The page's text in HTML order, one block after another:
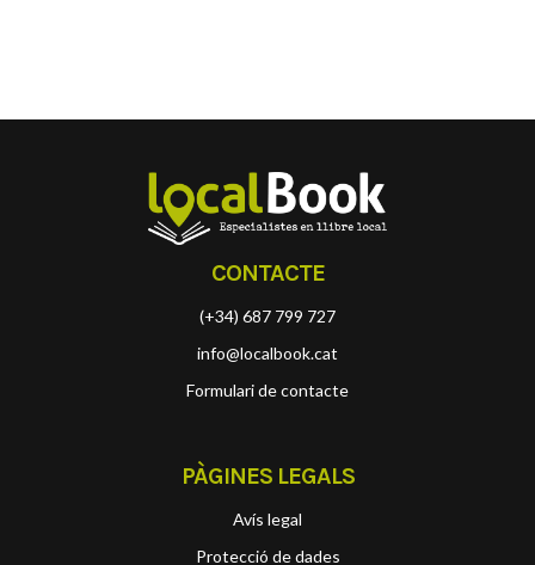
CONTACTE
(+34) 687 799 727
info@localbook.cat
Formulari de contacte
PÀGINES LEGALS
Avís legal
Protecció de dades